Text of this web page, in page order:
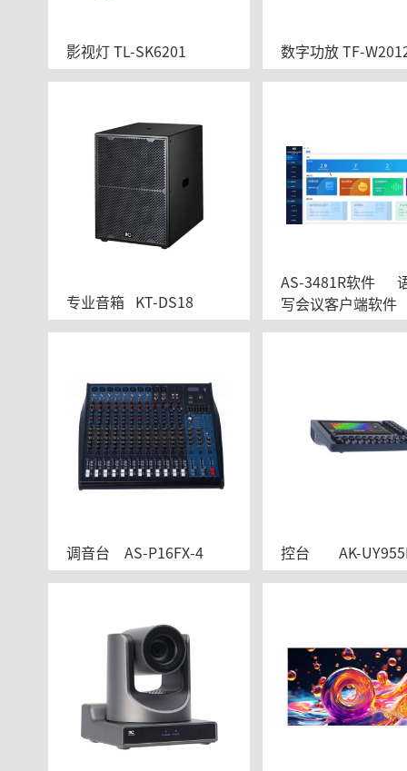
影视灯 TL-SK6201 数字功放 TF-
专业音箱   KT-DS18
AS-3481R软件	语音转
写会议客户端软件	V5.
62
调音台	AS-P16FX-4 控台	AK-